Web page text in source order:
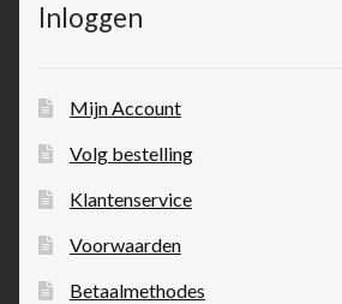
Inloggen
Mijn Account
Volg bestelling
Klantenservice
Voorwaarden
Betaalmethodes